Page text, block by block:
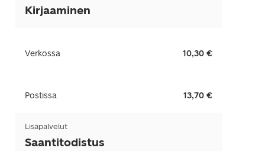
Kirjaaminen
Verkossa 10,30 €
Postissa 13,70 €
Lisäpalvelut
Saantitodistus